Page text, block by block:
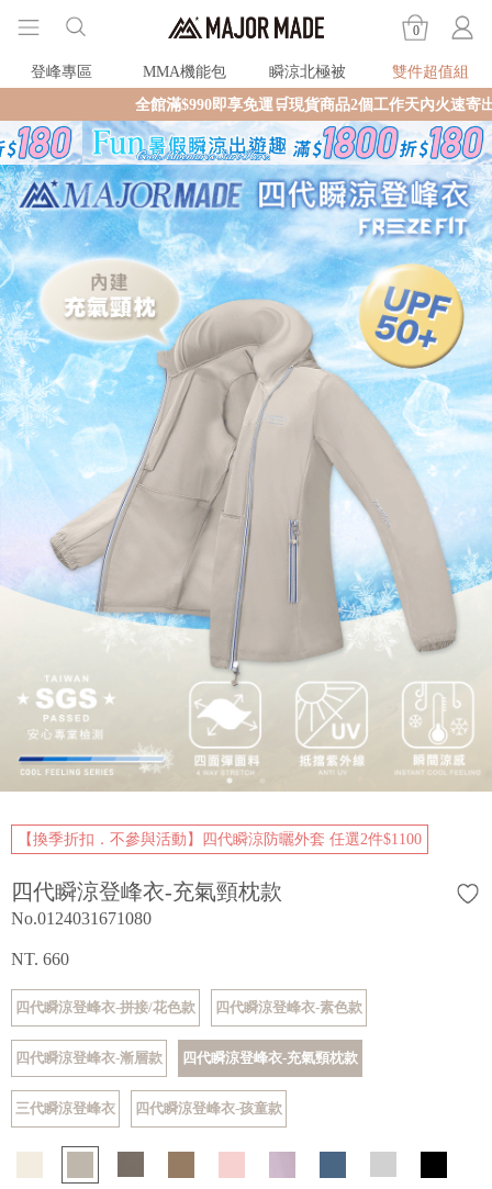
0
登峰專區 MMA機能包 瞬涼北極被
雙件超值組
全館滿$990即享免運🛒現貨商品2個工作天內火速寄出🚚滿額再送限量
【換季折扣．不參與活動】四代瞬涼防曬外套 任選2件$1100
四代瞬涼登峰衣-充氣頸枕款
No.0124031671080
NT. 660
四代瞬涼登峰衣-拼接/花色款 四代瞬涼登峰衣-素色款
四代瞬涼登峰衣-漸層款 四代瞬涼登峰衣-充氣頸枕款
三代瞬涼登峰衣 四代瞬涼登峰衣-孩童款